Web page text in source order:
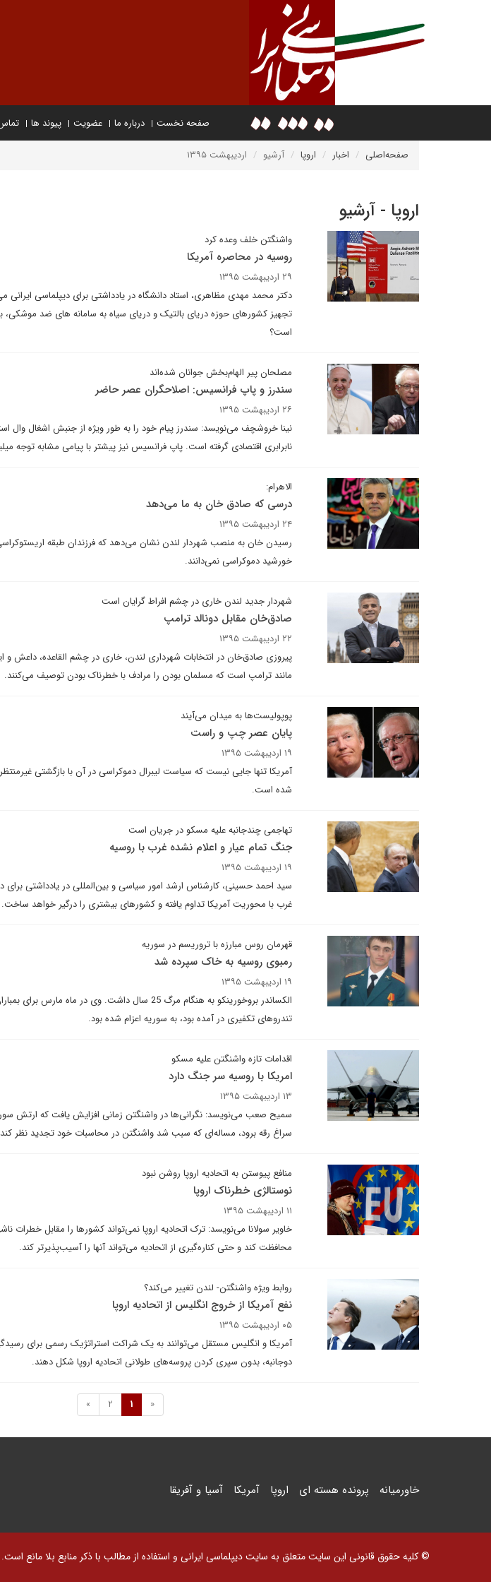
صفحه نخست درباره ما عضویت پیوند ها
صفحه‌اصلی اخبار اروپا آرشیو اردیبهشت ۱۳۹۵
اروپا - آرشیو
واشنگتن خلف وعده کرد
روسیه در محاصره آمریکا
۲۹ اردیبهشت ۱۳۹۵
دکتر محمد مهدی مظاهری، استاد دانشگاه در یادداشتی برای دیپلماسی ایرانی
تجهیز کشورهای حوزه دریای بالتیک و دریای سیاه به سامانه های ضد موشکی،
است؟
مصلحان پیر الهام‌بخش جوانان شده‌اند
سندرز و پاپ فرانسیس: اصلاحگران عصر حاضر
۲۶ اردیبهشت ۱۳۹۵
نینا خروشچف می‌نویسد: سندرز پیام خود را به طور ویژه از جنبش اشغال وال
نابرابری اقتصادی گرفته است. پاپ فرانسیس نیز پیشتر با پیامی مشابه توجه
الاهرام:
درسی که صادق خان به ما می‌دهد
۲۴ اردیبهشت ۱۳۹۵
رسیدن خان به منصب شهردار لندن نشان می‌دهد که فرزندان طبقه
خورشید دموکراسی نمی‌دانند.
شهردار جدید لندن خاری در چشم افراط گرایان است
صادق‌خان مقابل دونالد ترامپ
۲۲ اردیبهشت ۱۳۹۵
پیروزی صادق‌خان در انتخابات شهرداری لندن، خاری در چشم القاعده، داعش و
مانند ترامپ است که مسلمان بودن را مرادف با خطرناک بودن توصیف می‌کنند.
پوپولیست‌ها به میدان می‌آیند
پایان عصر چپ و راست
۱۹ اردیبهشت ۱۳۹۵
آمریکا تنها جایی نیست که سیاست لیبرال دموکراسی در آن با بازگشتی
شده است.
تهاجمی چندجانبه علیه مسکو در جریان است
جنگ تمام عیار و اعلام نشده‌ غرب با روسیه
۱۹ اردیبهشت ۱۳۹۵
سید احمد حسینی، کارشناس ارشد امور سیاسی و بین‌المللی در یادداشتی برای
غرب با محوریت آمریکا تداوم یافته و کشورهای بیشتری را درگیر خواهد ساخت.
قهرمان روس مبارزه با تروریسم در سوریه
رمبوی روسیه به خاک سپرده شد
۱۹ اردیبهشت ۱۳۹۵
الکساندر بروخورینکو به هنگام مرگ 25 سال داشت. وی
تندروهای تکفیری در آمده بود، به سوریه اعزام شده بود.
اقدامات تازه واشنگتن علیه مسکو
امریکا با روسیه سر جنگ دارد
۱۳ اردیبهشت ۱۳۹۵
سمیح صعب می‌نویسد: نگرانی‌ها در واشنگتن زمانی افزایش یافت که ارتش
سراغ رقه برود، مساله‌ای که سبب شد واشنگتن در محاسبات خود تجدید نظر
منافع پیوستن به اتحادیه اروپا روشن نبود
نوستالژی خطرناک اروپا
۱۱ اردیبهشت ۱۳۹۵
خاویر سولانا می‌نویسد: ترک اتحادیه اروپا نمی‌تواند کشورها را مقابل
محافظت کند و حتی کناره‌گیری از اتحادیه می‌تواند آنها را آسیب‌پذیرتر کند.
روابط ویژه واشنگتن- لندن تغییر می‌کند؟
نفع آمریکا از خروج انگلیس از اتحادیه اروپا
۰۵ اردیبهشت ۱۳۹۵
آمریکا و انگلیس مستقل می‌توانند به یک شراکت استراتژیک رسمی برای
دوجانبه، بدون سپری کردن پروسه‌های طولانی اتحادیه اروپا شکل دهند.
«
1
2
»
خاورمیانه پرونده هسته ای اروپا آمریکا آسیا و آفریقا
© کلیه حقوق قانونی این سایت متعلق به سایت دیپلماسی ایرانی و استفاده از مطالب با ذکر منابع بلا مانع است.